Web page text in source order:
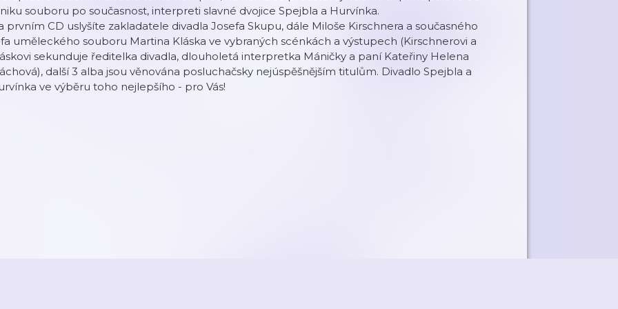
souboru po současnost, interpreti slavné dvojice Spejbla a Hurvínka.
prvním CD uslyšíte zakladatele divadla Josefa Skupu, dále Miloše Kirschnera a současného
uměleckého souboru Martina Kláska ve vybraných scénkách a výstupech (Kirschnerovi a
sekunduje ředitelka divadla, dlouholetá interpretka Máničky a paní Kateřiny Helena
další 3 alba jsou věnována posluchačsky nejúspěšnějším titulům. Divadlo Spejbla a
ve výběru toho nejlepšího - pro Vás!